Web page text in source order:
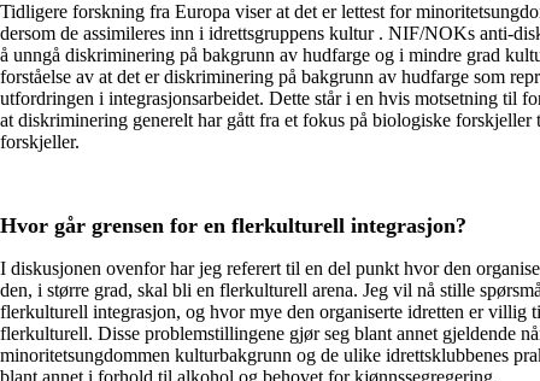
Tidligere forskning fra Europa viser at det er lettest for
dersom de assimileres inn i idrettsgruppens kultur . NIF/NOKs anti-
å unngå diskriminering på bakgrunn av hudfarge og i mindre grad
forståelse av at det er diskriminering på bakgrunn av hudfarge som
utfordringen i integrasjonsarbeidet. Dette står i en hvis motsetning til
at diskriminering generelt har gått fra et fokus på biologiske
forskjeller.
Hvor går grensen for en flerkulturell integrasjon?
I diskusjonen ovenfor har jeg referert til en del punkt hvor den
den, i større grad, skal bli en flerkulturell arena. Jeg vil nå stille
flerkulturell integrasjon, og hvor mye den organiserte idretten er villig
flerkulturell. Disse problemstillingene gjør seg blant annet gjeldende
minoritetsungdommen kulturbakgrunn og de ulike idrettsklubbenes
blant annet i forhold til alkohol og behovet for kjønnssegregering.